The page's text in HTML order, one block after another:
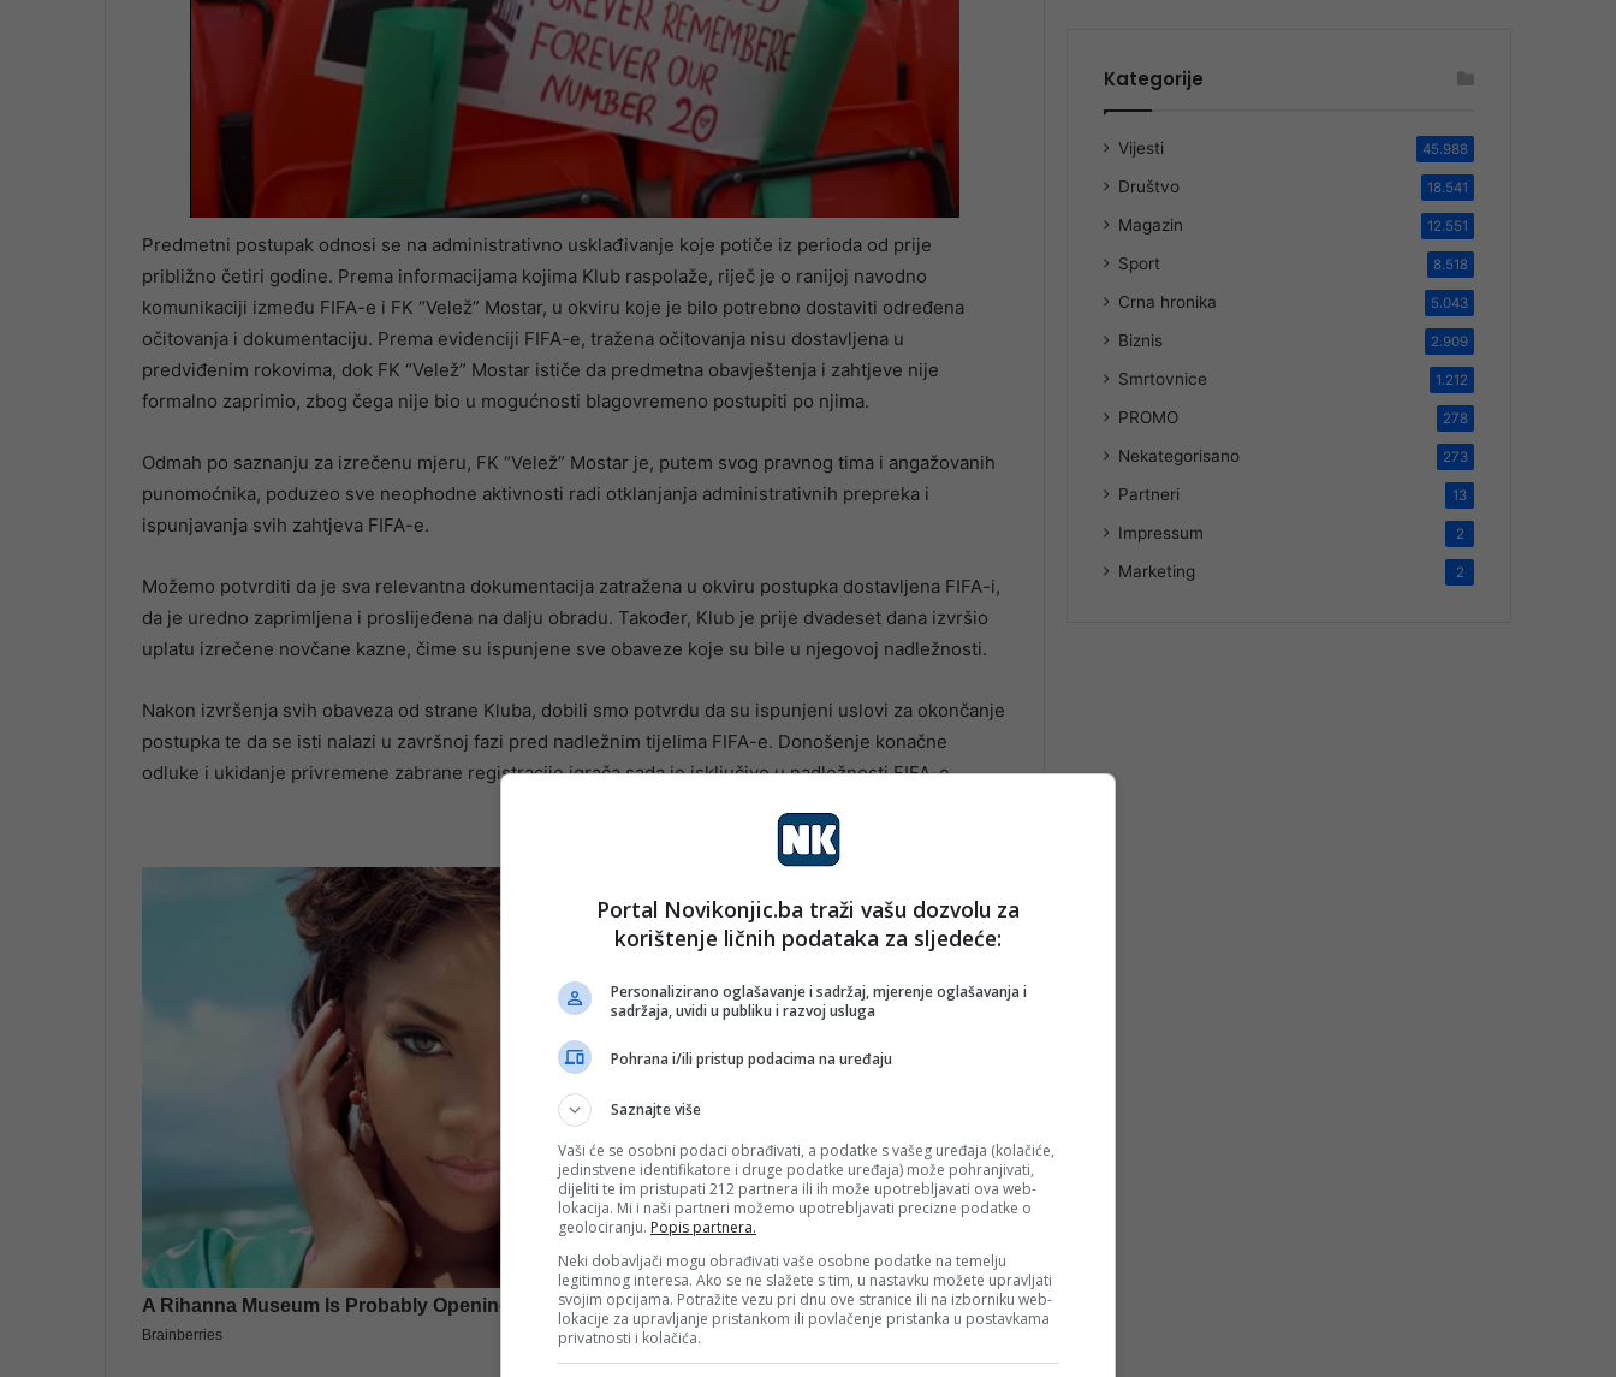
Predmetni postupak odnosi se na administrativno usklađivanje koje potiče iz perioda od prije
približno četiri godine. Prema informacijama kojima Klub raspolaže, riječ je o ranijoj navodno
komunikaciji između FIFA-e i FK “Velež” Mostar, u okviru koje je bilo potrebno dostaviti određena
očitovanja i dokumentaciju. Prema evidenciji FIFA-e, tražena očitovanja nisu dostavljena u
predviđenim rokovima, dok FK “Velež” Mostar ističe da predmetna obavještenja i zahtjeve nije
formalno zaprimio, zbog čega nije bio u mogućnosti blagovremeno postupiti po njima.
Odmah po saznanju za izrečenu mjeru, FK “Velež” Mostar je, putem svog pravnog tima i angažovanih
punomoćnika, poduzeo sve neophodne aktivnosti radi otklanjanja administrativnih prepreka i
ispunjavanja svih zahtjeva FIFA-e.
Možemo potvrditi da je sva relevantna dokumentacija zatražena u okviru postupka dostavljena FIFA-i,
da je uredno zaprimljena i proslijeđena na dalju obradu. Također, Klub je prije dvadeset dana izvršio
uplatu izrečene novčane kazne, čime su ispunjene sve obaveze koje su bile u njegovoj nadležnosti.
Nakon izvršenja svih obaveza od strane Kluba, dobili smo potvrdu da su ispunjeni uslovi za okončanje
postupka te da se isti nalazi u završnoj fazi pred nadležnim tijelima FIFA-e. Donošenje konačne
odluke i ukidanje privremene zabrane registracije igrača sada je isključivo u nadležnosti FIFA-e.
Kategorije
Vijesti 45.988
Društvo 18.541
Magazin 12.551
Sport 8.518
Crna hronika 5.043
Biznis 2.909
Smrtovnice 1.212
PROMO 278
Nekategorisano 273
Partneri 13
Impressum 2
Marketing 2
Portal Novikonjic.ba traži vašu dozvolu za
korištenje ličnih podataka za sljedeće:
Personalizirano oglašavanje i sadržaj, mjerenje oglašavanja i
sadržaja, uvidi u publiku i razvoj usluga
Pohrana i/ili pristup podacima na uređaju
Saznajte više
Vaši će se osobni podaci obrađivati, a podatke s vašeg uređaja (kolačiće,
jedinstvene identifikatore i druge podatke uređaja) može pohranjivati,
dijeliti te im pristupati 212 partnera ili ih može upotrebljavati ova web-
lokacija. Mi i naši partneri možemo upotrebljavati precizne podatke o
geolociranju. Popis partnera.
Neki dobavljači mogu obrađivati vaše osobne podatke na temelju
legitimnog interesa. Ako se ne slažete s tim, u nastavku možete upravljati
svojim opcijama. Potražite vezu pri dnu ove stranice ili na izborniku web-
lokacije za upravljanje pristankom ili povlačenje pristanka u postavkama
privatnosti i kolačića.